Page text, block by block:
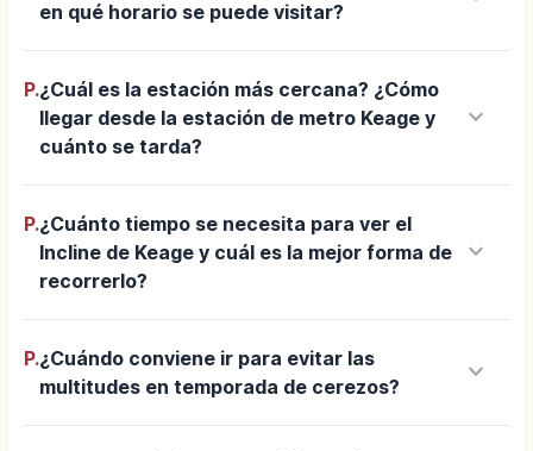
en qué horario se puede visitar?
P.¿Cuál es la estación más cercana? ¿Cómo
llegar desde la estación de metro Keage y
cuánto se tarda?
keyboard_arrow_down
P.¿Cuánto tiempo se necesita para ver el
Incline de Keage y cuál es la mejor forma de
recorrerlo?
keyboard_arrow_down
P.¿Cuándo conviene ir para evitar las
multitudes en temporada de cerezos?
keyboard_arrow_down